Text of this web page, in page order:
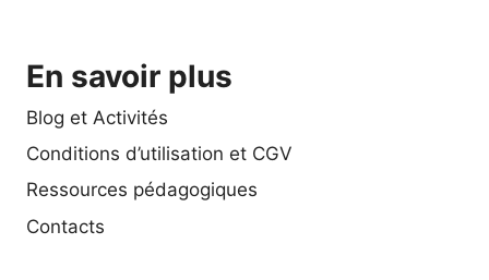
En savoir plus
Blog et Activités
Conditions d’utilisation et CGV
Ressources pédagogiques
Contacts